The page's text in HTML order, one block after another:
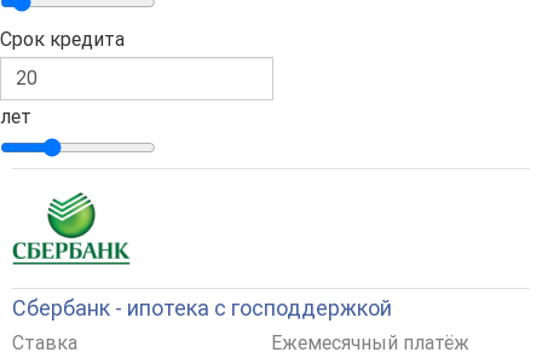
Срок кредита
лет
Сбербанк - ипотека с господдержкой
Ставка
Ежемесячный платёж